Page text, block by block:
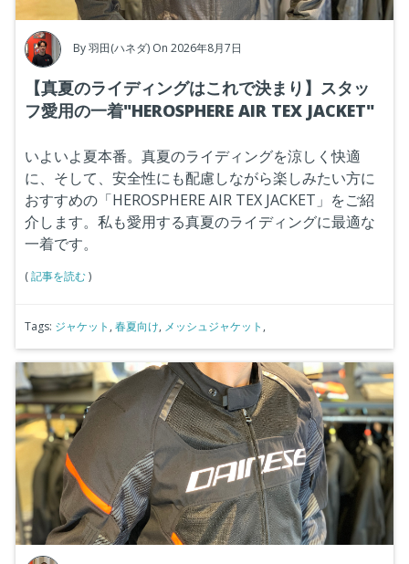
By羽田(ハネダ) On 2026年8月7日
【真夏のライディングはこれで決まり】スタッ
フ愛用の一着"HEROSPHERE AIR TEX JACKET"
いよいよ夏本番。真夏のライディングを涼しく快適
に、そして、安全性にも配慮しながら楽しみたい方に
おすすめの「HEROSPHERE AIR TEX JACKET」をご紹
介します。私も愛用する真夏のライディングに最適な
一着です。
(記事を読む)
Tags: ジャケット , 春夏向け, メッシュジャケット ,